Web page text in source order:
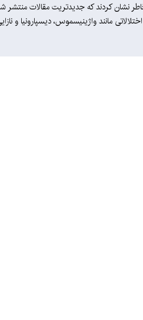
نشان کردند که جدیدتریت مقالات منتشر
مانند واژینیسموس، دیسپارونیا